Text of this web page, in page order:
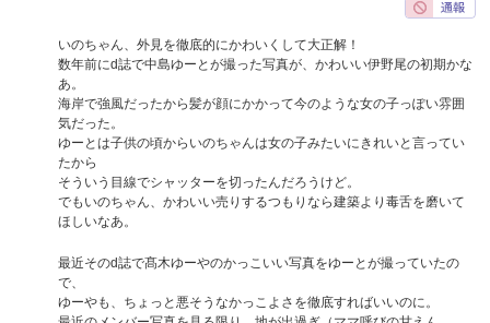
いのちゃん、外見を徹底的にかわいくして大正解！
数年前にd誌で中島ゆーとが撮った写真が、かわいい伊野尾の初期かな
あ。
海岸で強風だったから髪が顔にかかって今のような女の子っぽい雰囲
気だった。
ゆーとは子供の頃からいのちゃんは女の子みたいにきれいと言ってい
たから
そういう目線でシャッターを切ったんだろうけど。
でもいのちゃん、かわいい売りするつもりなら建築より毒舌を磨いて
ほしいなあ。
最近そのd誌で髙木ゆーやのかっこいい写真をゆーとが撮っていたの
で、
ゆーやも、ちょっと悪そうなかっこよさを徹底すればいいのに。